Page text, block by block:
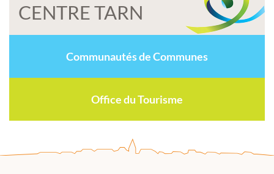
CENTRE TARN
Communautés de Communes
Office du Tourisme